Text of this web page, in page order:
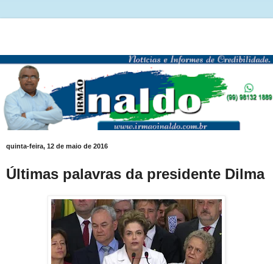
quinta-feira, 12 de maio de 2016
Últimas palavras da presidente Dilma